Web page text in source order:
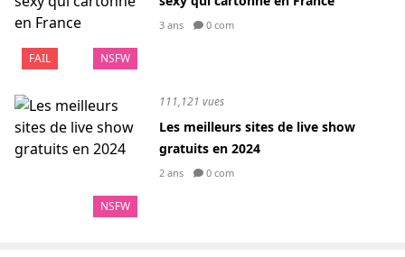
FAIL NSFW
3 ans 0 com
NSFW
111,121 vues
Les meilleurs sites de live show
gratuits en 2024
2 ans 0 com